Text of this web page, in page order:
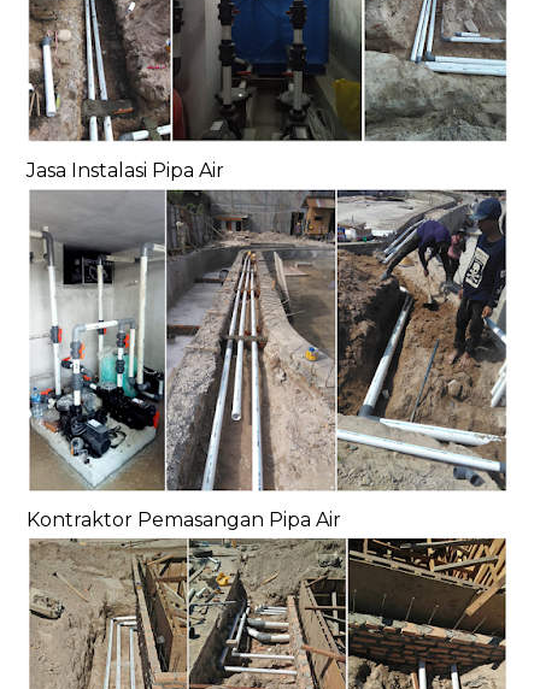
Jasa Instalasi Pipa Air
Kontraktor Pemasangan Pipa Air